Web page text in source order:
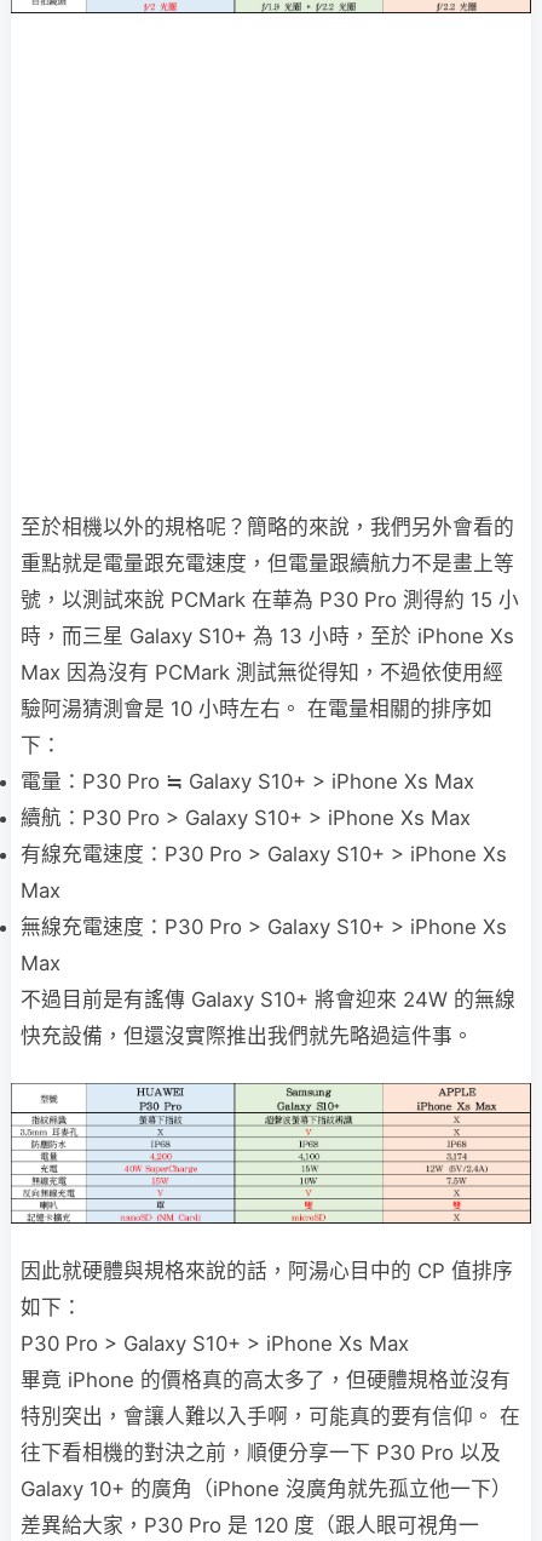
至於相機以外的規格呢？簡略的來說，我們另外會看的
重點就是電量跟充電速度，但電量跟續航力不是畫上等
號，以測試來說 PCMark 在華為 P30 Pro 測得約 15 小
時，而三星 Galaxy S10+ 為 13 小時，至於 iPhone Xs
Max 因為沒有 PCMark 測試無從得知，不過依使用經
驗阿湯猜測會是 10 小時左右。 在電量相關的排序如
下：
電量：P30 Pro ≒ Galaxy S10+ > iPhone Xs Max
續航：P30 Pro > Galaxy S10+ > iPhone Xs Max
有線充電速度：P30 Pro > Galaxy S10+ > iPhone Xs
Max
無線充電速度：P30 Pro > Galaxy S10+ > iPhone Xs
Max
不過目前是有謠傳 Galaxy S10+ 將會迎來 24W 的無線
快充設備，但還沒實際推出我們就先略過這件事。
因此就硬體與規格來說的話，阿湯心目中的 CP 值排序
如下：
P30 Pro > Galaxy S10+ > iPhone Xs Max
畢竟 iPhone 的價格真的高太多了，但硬體規格並沒有
特別突出，會讓人難以入手啊，可能真的要有信仰。 在
往下看相機的對決之前，順便分享一下 P30 Pro 以及
Galaxy 10+ 的廣角（iPhone 沒廣角就先孤立他一下）
差異給大家，P30 Pro 是 120 度（跟人眼可視角一